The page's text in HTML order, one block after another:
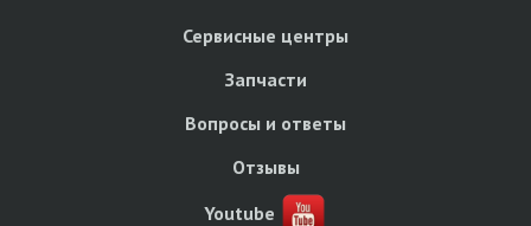
Сервисные центры
Запчасти
Вопросы и ответы
Отзывы
Youtube